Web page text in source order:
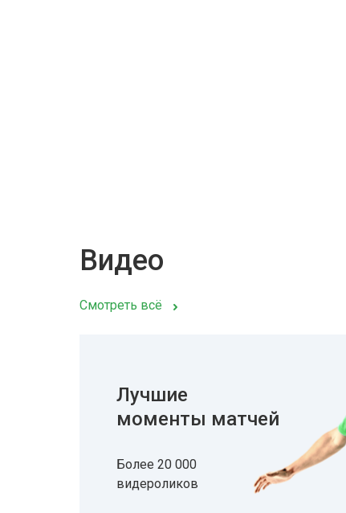
Видео
Смотреть всё
Лучшие
моменты матчей
Более 20 000
видероликов